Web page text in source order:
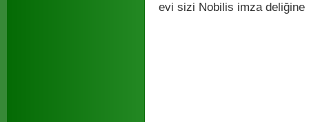
evi sizi Nobilis imza deliğine